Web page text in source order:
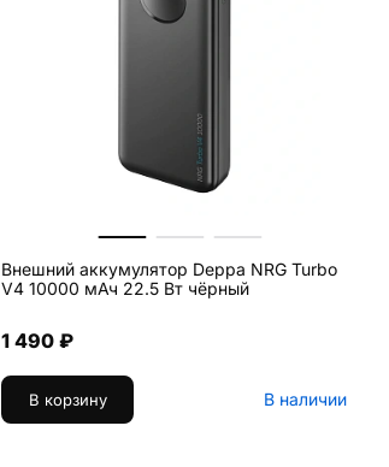
Внешний аккумулятор Deppa NRG Turbo
V4 10000 мАч 22.5 Вт чёрный
1 490 ₽
В корзину В наличии